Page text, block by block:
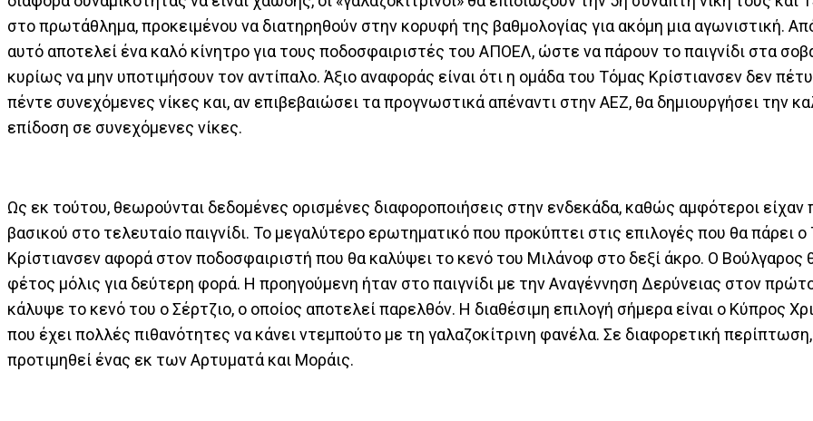
στο πρωτάθλημα, προκειμένου να διατηρηθούν στην κορυφή της βαθμολογίας για ακόμη μια αγωνιστική.
αυτό αποτελεί ένα καλό κίνητρο για τους ποδοσφαιριστές του ΑΠΟΕΛ, ώστε να πάρουν το παιγνίδι στα
κυρίως να μην υποτιμήσουν τον αντίπαλο. Άξιο αναφοράς είναι ότι η ομάδα του Τόμας Κρίστιανσεν δεν
πέντε συνεχόμενες νίκες και, αν επιβεβαιώσει τα προγνωστικά απέναντι στην ΑΕΖ, θα δημιουργήσει την
επίδοση σε συνεχόμενες νίκες.
Ως εκ τούτου, θεωρούνται δεδομένες ορισμένες διαφοροποιήσεις στην ενδεκάδα, καθώς αμφότεροι είχαν
βασικού στο τελευταίο παιγνίδι. Το μεγαλύτερο ερωτηματικό που προκύπτει στις επιλογές που θα πάρει ο
Κρίστιανσεν αφορά στον ποδοσφαιριστή που θα καλύψει το κενό του Μιλάνοφ στο δεξί άκρο. Ο Βούλγαρος
φέτος μόλις για δεύτερη φορά. Η προηγούμενη ήταν στο παιγνίδι με την Αναγέννηση Δερύνειας στον
κάλυψε το κενό του ο Σέρτζιο, ο οποίος αποτελεί παρελθόν. Η διαθέσιμη επιλογή σήμερα είναι ο Κύπρος
που έχει πολλές πιθανότητες να κάνει ντεμπούτο με τη γαλαζοκίτρινη φανέλα. Σε διαφορετική
προτιμηθεί ένας εκ των Αρτυματά και Μοράις.